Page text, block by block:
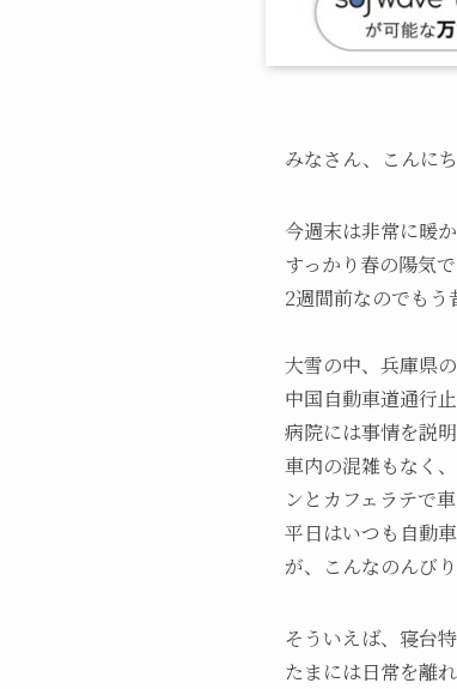
みなさん、こんにち
今週末は非常に暖
すっかり春の陽気で
2週間前なのでも
大雪の中、兵庫県
中国自動車道通行
病院には事情を説
車内の混雑もなく
ンとカフェラテで
平日はいつも自動
が、こんなのんび
そういえば、寝台
たまには日常を離